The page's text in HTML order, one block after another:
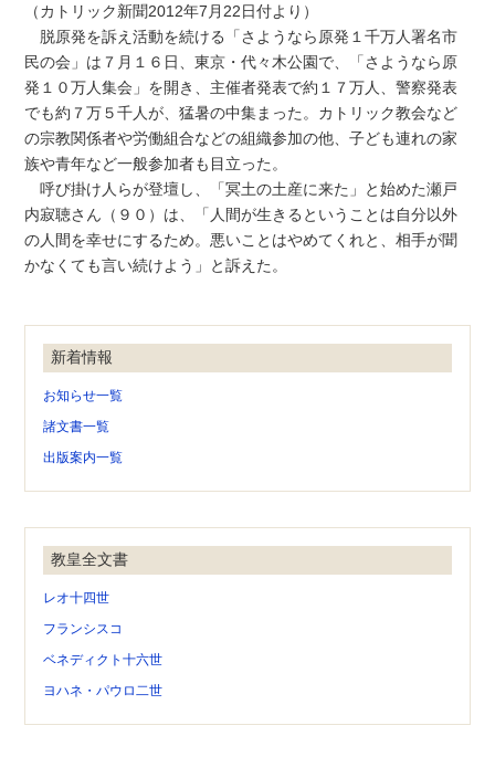
（カトリック新聞2012年7月22日付より）
脱原発を訴え活動を続ける「さようなら原発１千万人署名市
民の会」は７月１６日、東京・代々木公園で、「さようなら原
発１０万人集会」を開き、主催者発表で約１７万人、警察発表
でも約７万５千人が、猛暑の中集まった。カトリック教会など
の宗教関係者や労働組合などの組織参加の他、子ども連れの家
族や青年など一般参加者も目立った。
呼び掛け人らが登壇し、「冥土の土産に来た」と始めた瀬戸
内寂聴さん（９０）は、「人間が生きるということは自分以外
の人間を幸せにするため。悪いことはやめてくれと、相手が聞
かなくても言い続けよう」と訴えた。
新着情報
お知らせ一覧
諸文書一覧
出版案内一覧
教皇全文書
レオ十四世
フランシスコ
ベネディクト十六世
ヨハネ・パウロ二世